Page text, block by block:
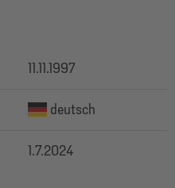
11.11.1997
deutsch
1.7.2024